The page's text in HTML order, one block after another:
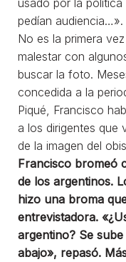
pedían audiencia…».
No es la primera
malestar con
buscar la foto.
concedida a la
Piqué, Francisco
a los dirigentes que
de la imagen del
Francisco bromeó
de los argentinos.
hizo una broma
entrevistadora.
argentino? Se
abajo», repasó.